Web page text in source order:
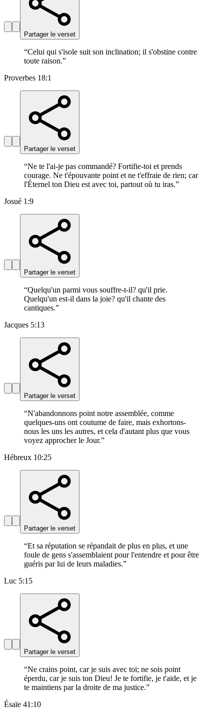
Partager le verset
“Celui qui s'isole suit son inclination; il s'obstine contre
toute raison.”
Proverbes 18:1
Partager le verset
“Ne te l'ai-je pas commandé? Fortifie-toi et prends
courage. Ne t'épouvante point et ne t'effraie de rien; car
l'Éternel ton Dieu est avec toi, partout où tu iras.”
Josué 1:9
Partager le verset
“Quelqu'un parmi vous souffre-t-il? qu'il prie.
Quelqu'un est-il dans la joie? qu'il chante des
cantiques.”
Jacques 5:13
Partager le verset
“N'abandonnons point notre assemblée, comme
quelques-uns ont coutume de faire, mais exhortons-
nous les uns les autres, et cela d'autant plus que vous
voyez approcher le Jour.”
Hébreux 10:25
Partager le verset
“Et sa réputation se répandait de plus en plus, et une
foule de gens s'assemblaient pour l'entendre et pour être
guéris par lui de leurs maladies.”
Luc 5:15
Partager le verset
“Ne crains point, car je suis avec toi; ne sois point
éperdu, car je suis ton Dieu! Je te fortifie, je t'aide, et je
te maintiens par la droite de ma justice.”
Ésaïe 41:10